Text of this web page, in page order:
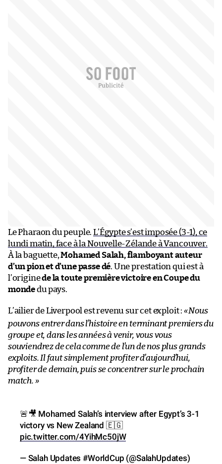
Le Pharaon du peuple.L’Égypte s’est imposée (3-1), ce
lundi matin, face à la Nouvelle-Zélande à Vancouver.
À la baguette,Mohamed Salah, flamboyant auteur
d’un pion et d’une passe dé. Une prestation qui est à
l’originede la toute première victoire en Coupe du
mondedu pays.
L’ailier de Liverpool est revenu sur cet exploit : «Nous
pouvons entrer dans l’histoire en terminant premiers du
groupe et, dans les années à venir, vous vous
souviendrez de cela comme de l’un de nos plus grands
exploits. Il faut simplement profiter d’aujourd’hui,
profiter de demain, puis se concentrer sur le prochain
match. »
🚨🎥 Mohamed Salah’s interview after Egypt’s 3-1
victory vs New Zealand 🇪🇬
pic.twitter.com/4YihMc50jW
— Salah Updates #WorldCup (@SalahUpdates)